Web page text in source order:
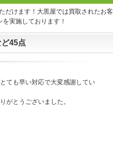
だけます！大黒屋では買取されたお客
実施しております！
45点
ても早い対応で大変感謝してい
がとうございました。